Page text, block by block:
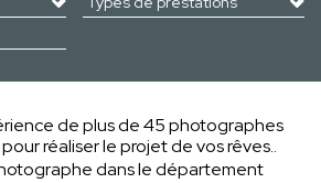
de plus de 45 photographes
réaliser le projet de vos rêves..
dans le département